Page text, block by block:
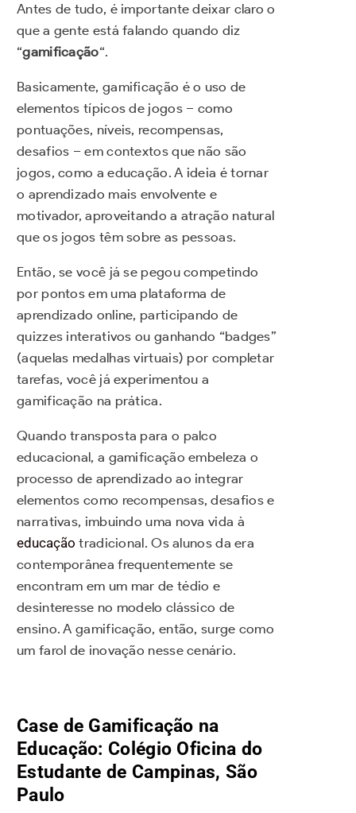
Antes de tudo, é importante deixar claro o
que a gente está falando quando diz
“gamificação“.
Basicamente, gamificação é o uso de
elementos típicos de jogos – como
pontuações, níveis, recompensas,
desafios – em contextos que não são
jogos, como a educação. A ideia é tornar
o aprendizado mais envolvente e
motivador, aproveitando a atração natural
que os jogos têm sobre as pessoas.
Então, se você já se pegou competindo
por pontos em uma plataforma de
aprendizado online, participando de
quizzes interativos ou ganhando “badges”
(aquelas medalhas virtuais) por completar
tarefas, você já experimentou a
gamificação na prática.
Quando transposta para o palco
educacional, a gamificação embeleza o
processo de aprendizado ao integrar
elementos como recompensas, desafios e
narrativas, imbuindo uma nova vida à
educação tradicional. Os alunos da era
contemporânea frequentemente se
encontram em um mar de tédio e
desinteresse no modelo clássico de
ensino. A gamificação, então, surge como
um farol de inovação nesse cenário.
Case de Gamificação na
Educação: Colégio Oficina do
Estudante de Campinas, São
Paulo